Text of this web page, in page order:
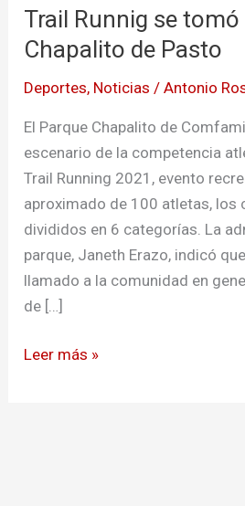
Trail Runnig se tomó
Chapalito de Pasto
Deportes, Noticias /Antonio
El Parque Chapalito de
escenario de la competencia
Trail Running 2021, evento
aproximado de 100 atletas, los
divididos en 6 categorías. La
parque, Janeth Erazo, indicó
llamado a la comunidad en
de […]
se
tomó
Parque
Chapalito
Pasto
Leer más »